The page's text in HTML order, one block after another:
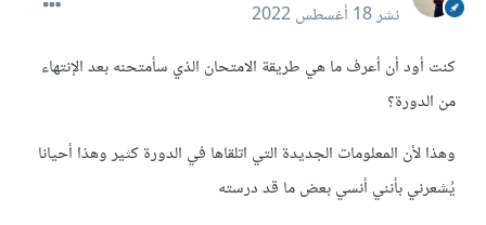
نشر18 أغسطس 2022
كنت أود أن أعرف ما هي طريقة الامتحان الذي سأمتحنه بعد الإنتهاء
من الدورة؟
وهذا لأن المعلومات الجديدة التي اتلقاها في الدورة كثير وهذا أحيانا
يُشعرني بأنني أنسي بعض ما قد درسته